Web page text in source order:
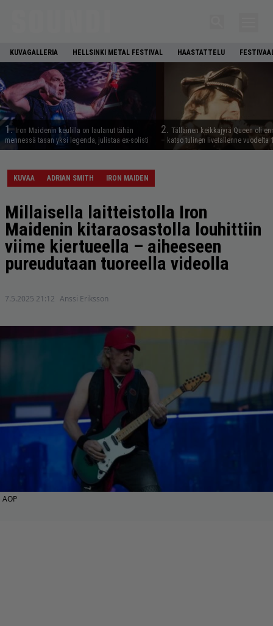
KUVAGALLERIA HELLSINKI METAL FESTIVAL HAASTATTELU
1. Iron Maidenin keulilla on laulanut tähän
mennessä tasan yksi legenda, julistaa ex-solisti
2. Tällainen keikkajyrä Queen oli
– katso tulinen livetallenne vuodelta
KUVAA ADRIAN SMITH IRON MAIDEN
Millaisella laitteistolla Iron
Maidenin kitaraosastolla louhittiin
viime kiertueella – aiheeseen
pureudutaan tuoreella videolla
7.5.2025 21:12 Anssi Eriksson
AOP